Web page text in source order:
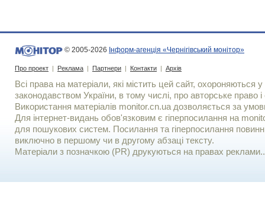
© 2005-2026 Інформ-агенція «Чернігівський монітор»
Про проект | Реклама | Партнери | Контакти | Архів
Всі права на матеріали, які містить цей сайт, охороняються у
законодавством України, в тому числі, про авторське право і
Використання матерiалiв monitor.cn.ua дозволяється за
Для iнтернет-видань обов'язковим є гiперпосилання на
для пошукових систем. Посилання та гіперпосилання
виключно в першому чи в другому абзаці тексту.
Матеріали з позначкою (PR) друкуються на правах реклами..